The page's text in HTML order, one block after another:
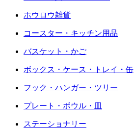
ホウロウ雑貨
コースター・キッチン用品
バスケット・かご
ボックス・ケース・トレイ・缶
フック・ハンガー・ツリー
プレート・ボウル・皿
ステーショナリー